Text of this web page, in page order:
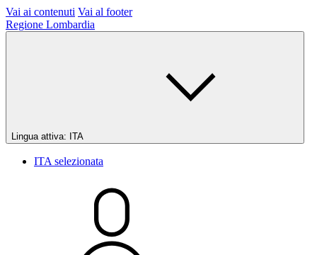
Vai ai contenuti Vai al footer
Regione Lombardia
Lingua attiva: ITA
ITA selezionata